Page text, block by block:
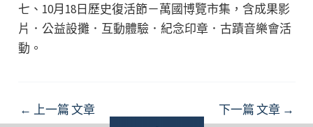
七、10月18日歷史復活節－萬國博覽市集，含成果影
片．公益設攤．互動體驗．紀念印章．古蹟音樂會活
動。
Post
← 上一篇 文章 下一篇 文章 →